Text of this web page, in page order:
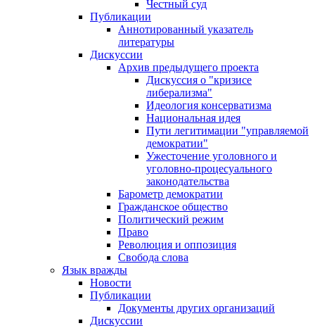
Честный суд
Публикации
Аннотированный указатель
литературы
Дискуссии
Архив предыдущего проекта
Дискуссия о "кризисе
либерализма"
Идеология консерватизма
Национальная идея
Пути легитимации "управляемой
демократии"
Ужесточение уголовного и
уголовно-процесуального
законодательства
Барометр демократии
Гражданское общество
Политический режим
Право
Революция и оппозиция
Свобода слова
Язык вражды
Новости
Публикации
Документы других организаций
Дискуссии